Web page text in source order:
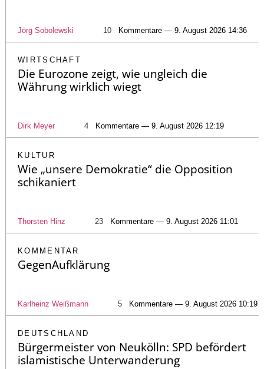
Jörg Sobolewski 10 Kommentare — 9. August 2026 14:36
WIRTSCHAFT
Die Eurozone zeigt, wie ungleich die
Währung wirklich wiegt
Dirk Meyer 4 Kommentare — 9. August 2026 12:19
KULTUR
Wie „unsere Demokratie“ die Opposition
schikaniert
Thorsten Hinz 23 Kommentare — 9. August 2026 11:01
KOMMENTAR
GegenAufklärung
Karlheinz Weißmann 5 Kommentare — 9. August 2026 10:19
DEUTSCHLAND
Bürgermeister von Neukölln: SPD befördert
islamistische Unterwanderung